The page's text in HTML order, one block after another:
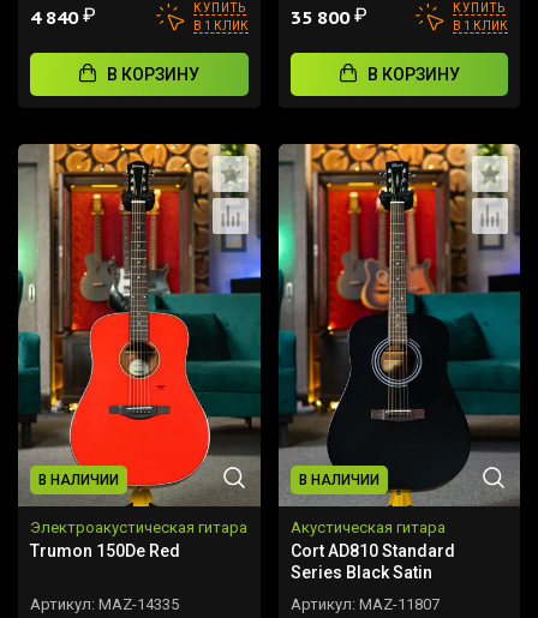
4 840₽
КУПИТЬ
В 1 КЛИК
В КОРЗИНУ
35 800₽
КУПИТЬ
В 1 КЛИК
В КОРЗИНУ
В НАЛИЧИИ
Электроакустическая гитара
Trumon 150De Red
Артикул: MAZ-14335
В НАЛИЧИИ
Акустическая гитара
Cort AD810 Standard
Series Black Satin
Артикул: MAZ-11807